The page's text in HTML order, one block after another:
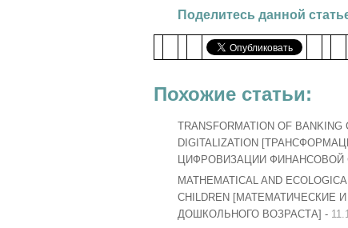
Поделитесь данной
Похожие статьи:
TRANSFORMATION OF
DIGITALIZATION
ЦИФРОВИЗАЦИИ ФИНАНСОВОЙ
MATHEMATICAL AND
CHILDREN
ДОШКОЛЬНОГО ВОЗРАСТА] -